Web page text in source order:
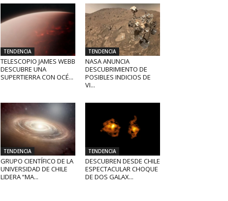
TENDENCIA
TELESCOPIO JAMES WEBB
DESCUBRE UNA
SUPERTIERRA CON OCÉ...
TENDENCIA
NASA ANUNCIA
DESCUBRIMIENTO DE
POSIBLES INDICIOS DE
VI...
TENDENCIA
GRUPO CIENTÍFICO DE LA
UNIVERSIDAD DE CHILE
LIDERA “MA...
TENDENCIA
DESCUBREN DESDE CHILE
ESPECTACULAR CHOQUE
DE DOS GALAX...